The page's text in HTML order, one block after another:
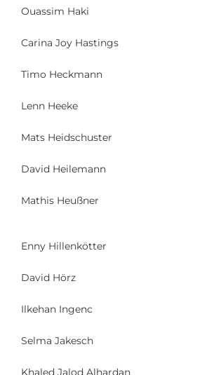
Ouassim Haki
Carina Joy Hastings
Timo Heckmann
Lenn Heeke
Mats Heidschuster
David Heilemann
Mathis Heußner
Enny Hillenkötter
David Hörz
Ilkehan Ingenc
Selma Jakesch
Khaled Jalod Alhardan